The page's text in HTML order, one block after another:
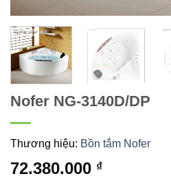
Nofer NG-3140D/DP
Thương hiệu: Bồn tắm Nofer
72.380.000 ₫